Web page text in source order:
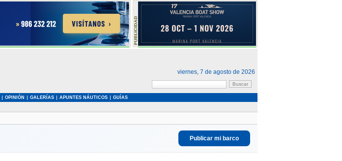
viernes, 7 de agosto de 2026
OPINIÓN GALERÍAS APUNTES NÁUTICOS GUÍAS
Publicar mi barco